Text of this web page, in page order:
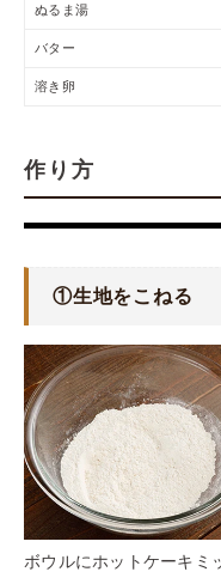
ぬるま湯
バター
溶き卵
作り方
①生地をこねる
ボウルにホットケーキミ